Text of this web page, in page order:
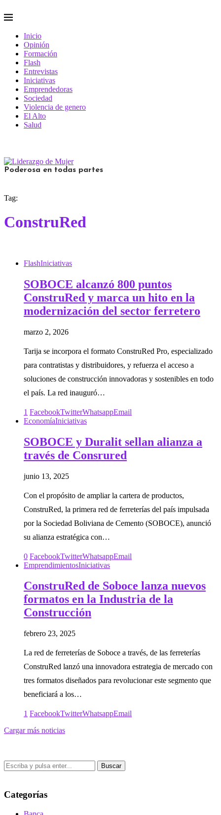
Inicio
Opinión
Formación
Flash
Entrevistas
Iniciativas
Emprendedoras
Sociedad
Violencia de genero
El Alto
Salud
Poderosa en todas partes
Tag:
ConstruRed
FlashIniciativas
SOBOCE alcanzó 800 puntos
ConstruRed y marca un hito en la
modernización del sector ferretero
marzo 2, 2026
Tarija se incorpora el formato ConstruRed Pro, especializado
para contratistas y distribuidores, y refuerza el acceso a
soluciones de construcción innovadoras y sostenibles en todo
el país. La red inauguró…
1 FacebookTwitterWhatsappEmail
EconomíaIniciativas
SOBOCE y Duralit sellan alianza a
través de Consrured
junio 13, 2025
Con el propósito de ampliar la cartera de productos,
ConstruRed, la primera red de ferreterías del país impulsada
por la Sociedad Boliviana de Cemento (SOBOCE), anunció
su alianza estratégica con…
0 FacebookTwitterWhatsappEmail
EmprendimientosIniciativas
ConstruRed de Soboce lanza nuevos
formatos en la Industria de la
Construcción
febrero 23, 2025
La red de ferreterías de Soboce a través, de las ferreterías
ConstruRed lanzó una innovadora estrategia de mercado con
tres formatos diseñados para revolucionar este segmento que
beneficiará a los…
1 FacebookTwitterWhatsappEmail
Cargar más noticias
Buscar
Categorías